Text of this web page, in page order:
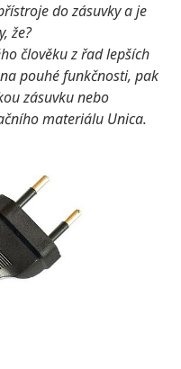
do zásuvky a je
že?
člověku z řad lepších
pouhé funkčnosti, pak
zásuvku nebo
materiálu Unica.